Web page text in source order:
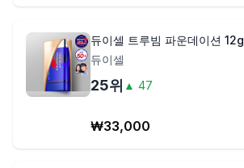
듀이셀 트루빔 파운데이션 12g
듀이셀
25위 ▲ 47
₩33,000